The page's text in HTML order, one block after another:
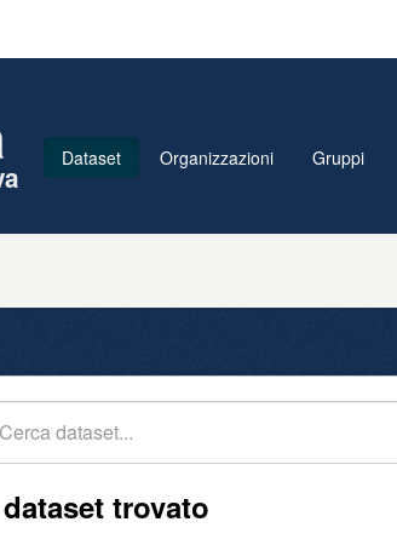
Dataset Organizzazioni Gruppi
trovato